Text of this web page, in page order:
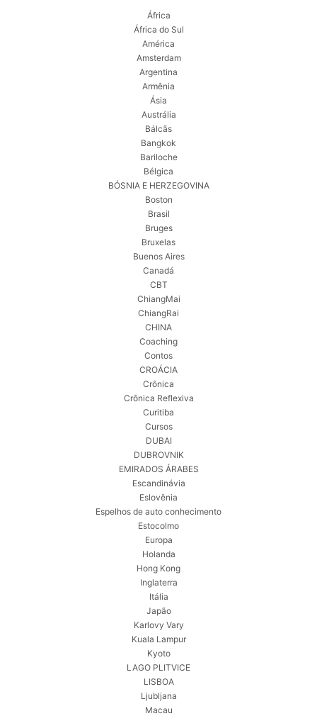
África
África do Sul
América
Amsterdam
Argentina
Armênia
Ásia
Austrália
Bálcãs
Bangkok
Bariloche
Bélgica
BÓSNIA E HERZEGOVINA
Boston
Brasil
Bruges
Bruxelas
Buenos Aires
Canadá
CBT
ChiangMai
ChiangRai
CHINA
Coaching
Contos
CROÁCIA
Crônica
Crônica Reflexiva
Curitiba
Cursos
DUBAI
DUBROVNIK
EMIRADOS ÁRABES
Escandinávia
Eslovênia
Espelhos de auto conhecimento
Estocolmo
Europa
Holanda
Hong Kong
Inglaterra
Itália
Japão
Karlovy Vary
Kuala Lampur
Kyoto
LAGO PLITVICE
LISBOA
Ljubljana
Macau